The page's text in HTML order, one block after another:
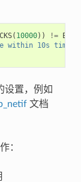
( 10000)) !=
within 10s
设置，例如
文档
：